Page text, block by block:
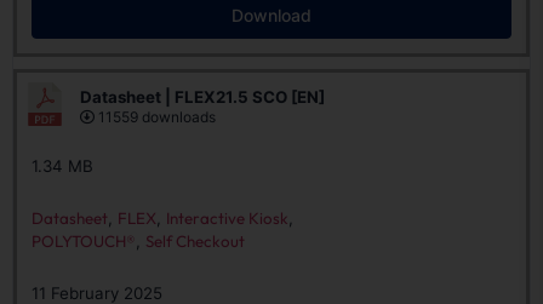
Download
Datasheet | FLEX21.5 SCO [EN]
11559 downloads
1.34 MB
Datasheet FLEX Interactive Kiosk
POLYTOUCH®
Self Checkout
11 February 2025